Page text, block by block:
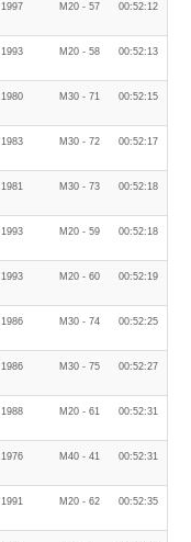
1997 M20 - 57 00:52:12
1993 M20 - 58 00:52:13
1980 M30 - 71 00:52:15
1983 M30 - 72 00:52:17
1981 M30 - 73 00:52:18
1993 M20 - 59 00:52:18
1993 M20 - 60 00:52:19
1986 M30 - 74 00:52:25
1986 M30 - 75 00:52:27
1988 M20 - 61 00:52:31
1976 M40 - 41 00:52:31
1991 M20 - 62 00:52:35